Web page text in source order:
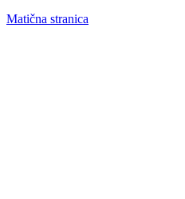
Matična stranica